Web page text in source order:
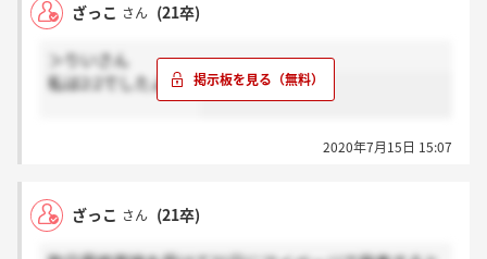
ざっこ さん (21卒)
＞りいさん
私は2:2でしたよ～！
2020年7月15日 15:07
ざっこ さん (21卒)